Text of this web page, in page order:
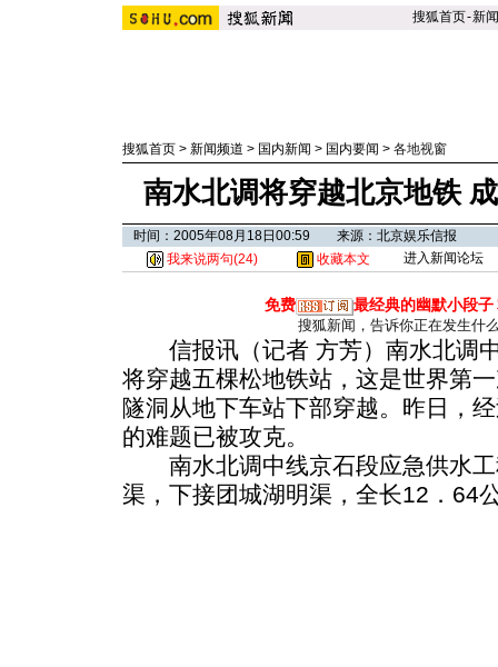
搜狐首页-新闻
搜狐首页 > 新闻频道 > 国内新闻 > 国内要闻 > 各地视窗
南水北调将穿越北京地铁
时间：2005年08月18日00:59 来源：北京娱乐信报
我来说两句(24) 收藏本文 进入新闻论坛
免费 最经典的幽默小段子
搜狐新闻，告诉你正在发生什
信报讯（记者 方芳）南水北调
将穿越五棵松地铁站，这是世界第
隧洞从地下车站下部穿越。昨日，
的难题已被攻克。
南水北调中线京石段应急供水工
渠，下接团城湖明渠，全长12．64